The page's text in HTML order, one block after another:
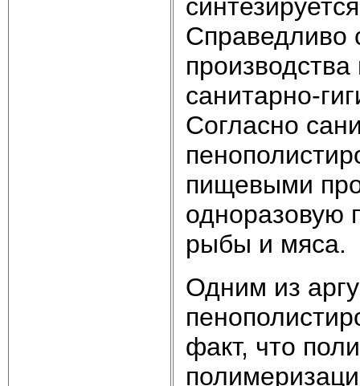
Справедливо
санитарно-
Согласно
пищевыми
одноразовую
рыбы и мяса.
Одним из
факт, что